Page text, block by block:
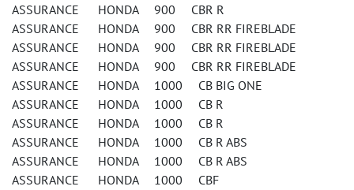
ASSURANCE HONDA 900 CBR R
ASSURANCE HONDA 900 CBR RR FIREBLADE
ASSURANCE HONDA 900 CBR RR FIREBLADE
ASSURANCE HONDA 900 CBR RR FIREBLADE
ASSURANCE HONDA 1000 CB BIG ONE
ASSURANCE HONDA 1000 CB R
ASSURANCE HONDA 1000 CB R
ASSURANCE HONDA 1000 CB R ABS
ASSURANCE HONDA 1000 CB R ABS
ASSURANCE HONDA 1000 CBF